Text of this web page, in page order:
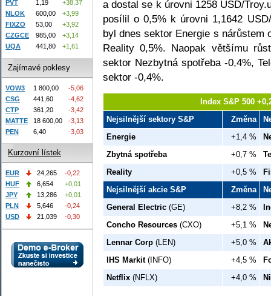
a dostal se k úrovni 1258 USD/
posílil o 0,5% k úrovni 1,1642
byl dnes sektor Energie s nárůstem
Reality 0,5%. Naopak většímu
sektor Nezbytná spotřeba -0,4%,
sektor -0,4%.
Index S&P 500
Nejsilnější sektory S&P
Změna
Energie
+1,4 %
Zbytná spotřeba
+0,7 %
Reality
+0,5 %
Nejsilnější akcie S&P
Změna
General Electric (GE) +8,2 %
Concho Resources (CXO) +5,1 %
Lennar Corp (LEN) +5,0 %
IHS Markit(INFO) +4,5 %
Netflix (NFLX) +4,0 %
PVT 1,19
+38,37
NLOK
600,00
+3,99
FIXZO
53,00
+3,92
CZGCE
985,00
+3,14
UQA
441,80 +1,61
Zajímavé poklesy
VOW3 1 800,00
-5,06
CSG
441,60
-4,62
CTP
361,20
-3,42
MATTE
18 600,00
-3,13
PEN
6,40 -3,03
Kurzovní lístek
EUR 24,265
-0,22
HUF
6,654
+0,01
JPY
13,286
+0,01
PLN
5,646
-0,24
USD
21,039 -0,30